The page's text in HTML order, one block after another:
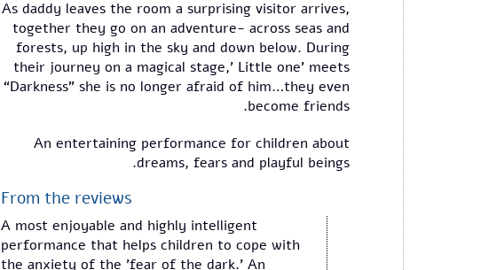
As daddy leaves the room a surprising visitor arrives,
together they go on an adventure- across seas and
forests, up high in the sky and down below. During
their journey on a magical stage,' Little one' meets
“Darkness” she is no longer afraid of him…they even
become friends.
An entertaining performance for children about
dreams, fears and playful beings.
From the reviews
A most enjoyable and highly intelligent
performance that helps children to cope with
the anxiety of the ’fear of the dark.’ An